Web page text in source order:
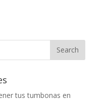
tus tumbonas en